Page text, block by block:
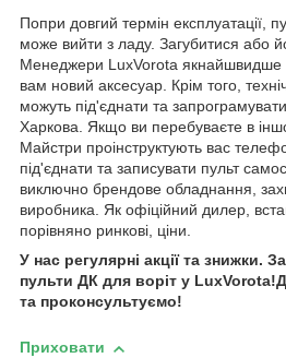
Попри довгий термін експлуатації,
може вийти з ладу. Загубитися або
Менеджери LuxVorota якнайшвидше
вам новий аксесуар. Крім того,
можуть під'єднати та запрограмувати
Харкова. Якщо ви перебуваєте в
Майстри проінструктують вас
під'єднати та записувати пульт
виключно брендове обладнання,
виробника. Як офіційний дилер,
порівняно ринкові, ціни.
У нас регулярні акції та знижки.
пульти ДК для воріт у
та проконсультуємо!
Приховати